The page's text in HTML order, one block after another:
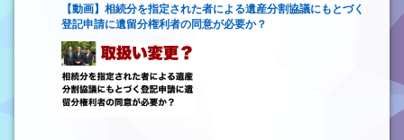
【動画】相続分を指定された者による遺産分割協議にもとづく
登記申請に遺留分権利者の同意が必要か？